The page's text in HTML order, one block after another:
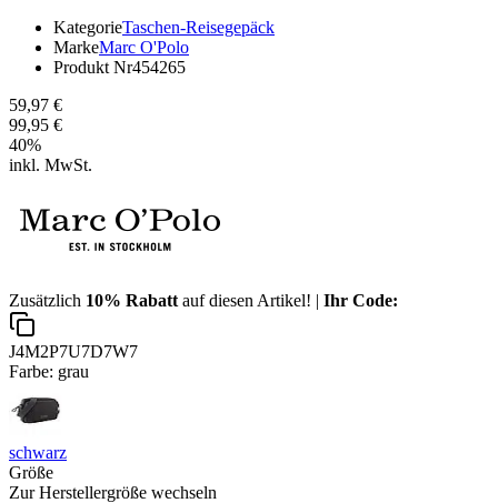
KategorieTaschen-Reisegepäck
MarkeMarc O'Polo
Produkt Nr454265
59,97 €
99,95 €
40%
inkl. MwSt.
Zusätzlich 10% Rabatt auf diesen Artikel! | Ihr Code:
J4M2P7U7D7W7
Farbe: grau
schwarz
Größe
Zur Herstellergröße wechseln